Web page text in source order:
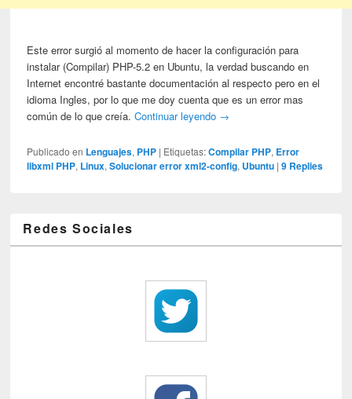
Este error surgió al momento de hacer la configuración para
instalar (Compilar) PHP-5.2 en Ubuntu, la verdad buscando en
Internet encontré bastante documentación al respecto pero en el
idioma Ingles, por lo que me doy cuenta que es un error mas
común de lo que creía.Continuar leyendo →
Publicado en Lenguajes, PHP | Etiquetas: Compilar PHP, Error
libxml PHP, Linux,Solucionar error xml2-config, Ubuntu |9 Replies
Redes Sociales